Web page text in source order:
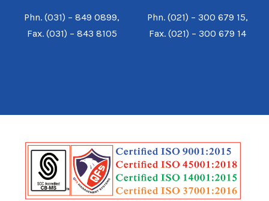
Phn. (031) – 849 0899,
Fax. (031) – 843 8105
Phn. (021) – 300 679 15,
Fax. (021) – 300 679 14